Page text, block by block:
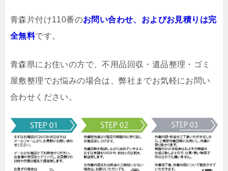
青森片付け110番のお問い合わせ、およびお見積りは完
全無料です。
青森県にお住いの方で、不用品回収・遺品整理・ゴミ
屋敷整理でお悩みの場合は、弊社までお気軽にお問い
合わせください。